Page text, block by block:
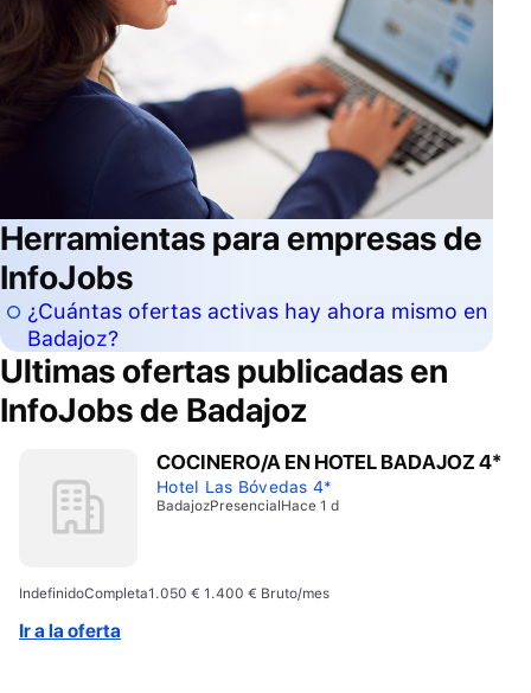
Herramientas para empresas de
InfoJobs
¿Cuántas ofertas activas hay ahora mismo en
Badajoz?
Ultimas ofertas publicadas en
InfoJobs de Badajoz
COCINERO/A EN HOTEL BADAJOZ 4*
Hotel Las Bóvedas 4*
BadajozPresencialHace 1 d
IndefinidoCompleta1.050 € 1.400 € Bruto/mes
Ir a la oferta